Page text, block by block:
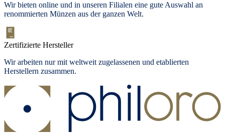
Wir bieten online und in unseren Filialen eine gute Auswahl an
renommierten Münzen aus der ganzen Welt.
Zertifizierte Hersteller
Wir arbeiten nur mit weltweit zugelassenen und etablierten
Herstellern zusammen.